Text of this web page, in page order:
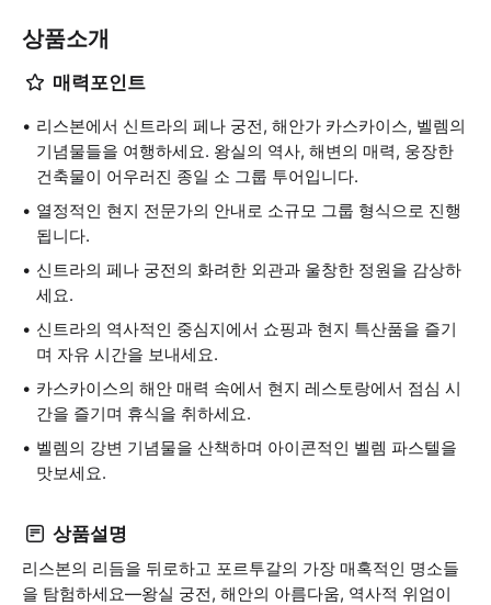
상품소개
매력포인트
리스본에서 신트라의 페나 궁전, 해안가 카스카이스, 벨렘의
기념물들을 여행하세요. 왕실의 역사, 해변의 매력, 웅장한
건축물이 어우러진 종일 소 그룹 투어입니다.
열정적인 현지 전문가의 안내로 소규모 그룹 형식으로 진행
됩니다.
신트라의 페나 궁전의 화려한 외관과 울창한 정원을 감상하
세요.
신트라의 역사적인 중심지에서 쇼핑과 현지 특산품을 즐기
며 자유 시간을 보내세요.
카스카이스의 해안 매력 속에서 현지 레스토랑에서 점심 시
간을 즐기며 휴식을 취하세요.
벨렘의 강변 기념물을 산책하며 아이콘적인 벨렘 파스텔을
맛보세요.
상품설명
리스본의 리듬을 뒤로하고 포르투갈의 가장 매혹적인 명소들
을 탐험하세요—왕실 궁전, 해안의 아름다움, 역사적 위엄이